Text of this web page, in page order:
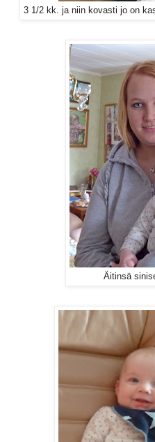
3 1/2 kk. ja niin kovasti jo on
Äitinsä